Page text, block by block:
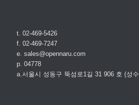
t. 02-469-5426
f. 02-469-7247
e. sales@opennaru.com
p. 04778
a.서울시 성동구 뚝섬로1길 31 906 호 (성